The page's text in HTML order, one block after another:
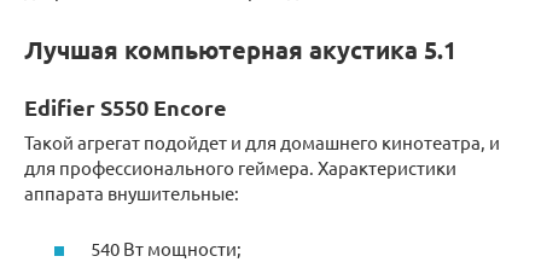
Лучшая компьютерная акустика 5.1
Edifier S550 Encore
Такой агрегат подойдет и для домашнего кинотеатра, и
для профессионального геймера. Характеристики
аппарата внушительные:
540 Вт мощности;